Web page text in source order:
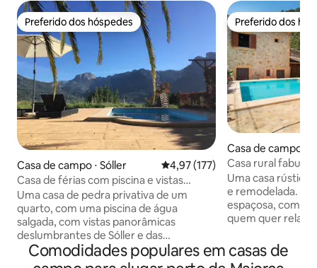
Preferido dos hóspedes
Preferido dos hóspedes
Casa de campo ⋅ Sóller 4,97 de uma avaliação média de
4,97 (177)
Casa de férias com piscina e vistas
incríveis.
Uma casa de pedra privativa de um
quarto, com uma piscina de água
salgada, com vistas panorâmicas
deslumbrantes de Sóller e das
montanhas Tramuntana circundantes. A
Casita fica a apenas 15 minutos a pé do
Preferido dos
Preferido dos
Casa de campo ⋅
Casa rural
Uma casa rústica
e remodelada. A
espaçosa, com
quem quer
grupo de
esportes podem
Comodidades populares em casas de